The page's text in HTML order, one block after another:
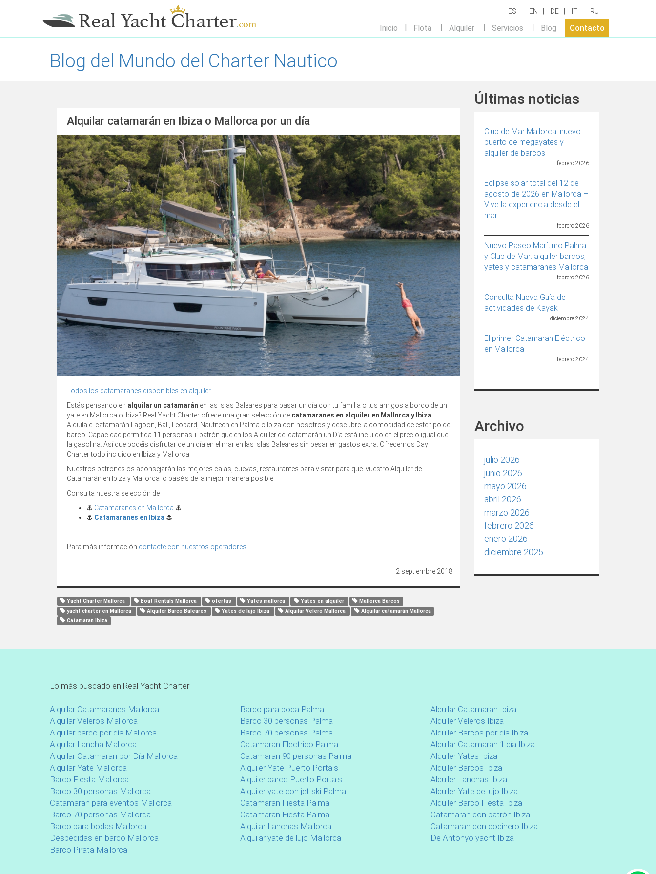
ES EN DE IT RU
Inicio Flota Alquiler Servicios Blog Contacto
Blog del Mundo del Charter Nautico
Alquilar catamarán en Ibiza o Mallorca por un día
Todos los catamaranes disponibles en alquiler.
Estás pensando en alquilar un catamarán en las islas Baleares para pasar un día con tu familia o tus amigos a bordo de un
yate en Mallorca o Ibiza? Real Yacht Charter ofrece una gran selección de catamaranes en alquiler en Mallorca y Ibiza
Alquila el catamarán Lagoon, Bali, Leopard, Nautitech en Palma o Ibiza con nosotros y descubre la comodidad de este tipo de
barco. Capacidad permitida 11 personas + patrón que en los Alquiler del catamarán un Día está incluido en el precio igual que
la gasolina. Así que podéis disfrutar de un día en el mar en las islas Baleares sin pesar en gastos extra. Ofrecemos Day
Charter todo incluido en Ibiza y Mallorca.
Nuestros patrones os aconsejarán las mejores calas, cuevas, restaurantes para visitar para que vuestro Alquiler de
Catamarán en Ibiza y Mallorca lo paséis de la mejor manera posible.
Consulta nuestra selección de
⚓️ Catamaranes en Mallorca ⚓️
⚓️ Catamaranes en Ibiza ⚓️
Para más información contacte con nuestros operadores
2 septiembre 2018
Yacht Charter Mallorca Boat Rentals Mallorca ofertas Yates mallorca Yates en alquiler
Mallorca Barcos
yacht charter en Mallorca
Alquiler Barco Baleares Yates de lujo Ibiza Alquilar Velero Mallorca
Alquilar catamarán Mallorca
Catamaran Ibiza
Últimas noticias
Club de Mar Mallorca: nuevo
puerto de megayates y
alquiler de barcos
febrero 2026
Eclipse solar total del 12 de
agosto de 2026 en Mallorca –
Vive la experiencia desde el
mar
febrero 2026
Nuevo Paseo Marítimo Palma
y Club de Mar: alquiler barcos,
yates y catamaranes Mallorca
febrero 2026
Consulta Nueva Guía de
actividades de Kayak
diciembre 2024
El primer Catamaran Eléctrico
en Mallorca
febrero 2024
Archivo
julio 2026
junio 2026
mayo 2026
abril 2026
marzo 2026
febrero 2026
enero 2026
diciembre 2025
Lo más buscado en Real Yacht Charter
Alquilar Catamaranes Mallorca
Alquilar Veleros Mallorca
Alquilar barco por día Mallorca
Alquilar Lancha Mallorca
Alquilar Catamaran por Día Mallorca
Alquilar Yate Mallorca
Barco Fiesta Mallorca
Barco 30 personas Mallorca
Catamaran para eventos Mallorca
Barco 70 personas Mallorca
Barco para bodas Mallorca
Despedidas en barco Mallorca
Barco Pirata Mallorca
Barco para boda Palma
Barco 30 personas Palma
Barco 70 personas Palma
Catamaran Electrico Palma
Catamaran 90 personas Palma
Alquiler Yate Puerto Portals
Alquiler barco Puerto Portals
Alquiler yate con jet ski Palma
Catamaran Fiesta Palma
Catamaran Fiesta Palma
Alquilar Lanchas Mallorca
Alquilar yate de lujo Mallorca
Alquilar Catamaran Ibiza
Alquiler Veleros Ibiza
Alquiler Barcos por día Ibiza
Alquilar Catamaran 1 día Ibiza
Alquiler Yates Ibiza
Alquiler Barcos Ibiza
Alquiler Lanchas Ibiza
Alquiler Yate de lujo Ibiza
Alquiler Barco Fiesta Ibiza
Catamaran con patrón Ibiza
Catamaran con cocinero Ibiza
De Antonyo yacht Ibiza